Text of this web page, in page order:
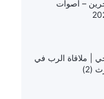
القادة والعاملين
– أصوات
| ملاقاة الرب في
(2)